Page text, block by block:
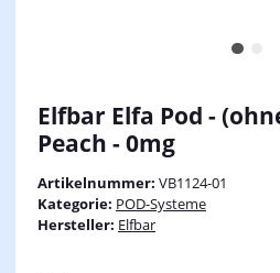
Elfbar Elfa Pod -
Peach - 0mg
Artikelnummer: VB1124-01
Kategorie: POD-Systeme
Hersteller: Elfbar